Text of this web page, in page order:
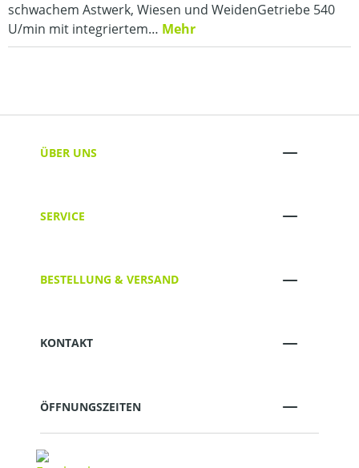
schwachem Astwerk, Wiesen und WeidenGetriebe 540
U/min mit integriertem… Mehr
ÜBER UNS
SERVICE
BESTELLUNG & VERSAND
KONTAKT
ÖFFNUNGSZEITEN